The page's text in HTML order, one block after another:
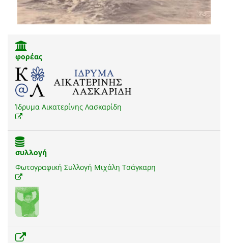
φορέας
Ίδρυμα Αικατερίνης Λασκαρίδη
συλλογή
Φωτογραφική Συλλογή Μιχάλη Τσάγκαρη